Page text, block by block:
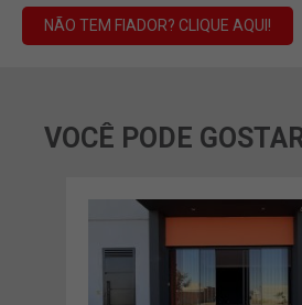
NÃO TEM FIADOR? CLIQUE AQUI!
VOCÊ PODE